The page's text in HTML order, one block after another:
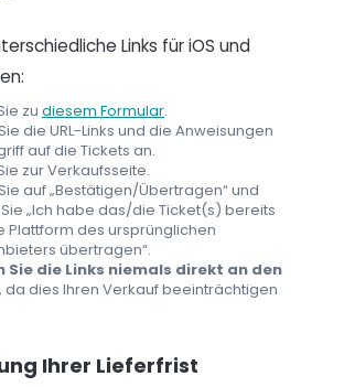
Links für iOS und
zu diesem Formular.
die URL-Links und die Anweisungen
auf die Tickets an.
zur Verkaufsseite.
auf „Bestätigen/Übertragen“ und
„Ich habe das/die Ticket(s) bereits
Plattform des ursprünglichen
übertragen“.
Sie die Links niemals direkt an den
, da dies Ihren Verkauf beeinträchtigen
Ihrer Lieferfrist